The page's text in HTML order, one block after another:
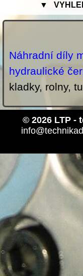
▼
Náhradní díly
hydraulické
kladky, rolny,
© 2026 LTP -